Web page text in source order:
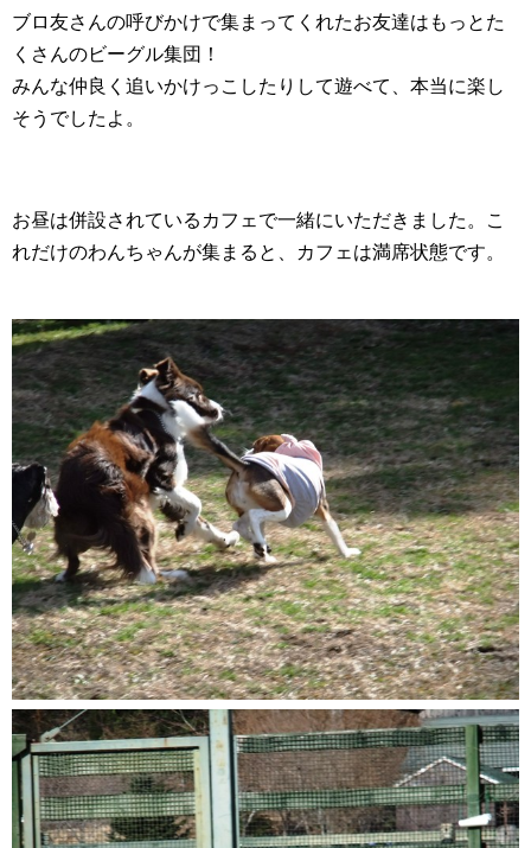
ブロ友さんの呼びかけで集まってくれたお友達はもっとた
くさんのビーグル集団！
みんな仲良く追いかけっこしたりして遊べて、本当に楽し
そうでしたよ。
お昼は併設されているカフェで一緒にいただきました。こ
れだけのわんちゃんが集まると、カフェは満席状態です。